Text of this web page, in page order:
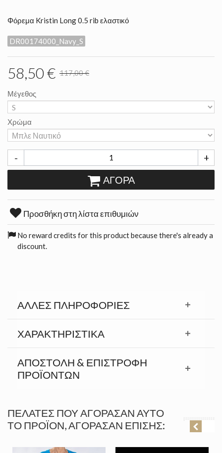
Φόρεμα Kristin Long 0.5 rib ελαστικό
DR00174000_Navy_S
58,50 € 117,00 €
Μέγεθος
Χρώμα
- +
ΑΓΟΡΆ
Προσθήκη στη λίστα επιθυμιών
No reward credits for this product because there's already a
discount.
ΆΛΛΕΣ ΠΛΗΡΟΦΟΡΊΕΣ
ΧΑΡΑΚΤΗΡΙΣΤΙΚΆ
ΑΠΟΣΤΟΛΉ & ΕΠΙΣΤΡΟΦΉ
ΠΡΟΪΟΝΤΩΝ
ΠΕΛΆΤΕΣ ΠΟΥ ΑΓΌΡΑΣΑΝ ΑΥΤΌ
ΤΟ ΠΡΟΪΌΝ, ΑΓΌΡΑΣΑΝ ΕΠΊΣΗΣ: